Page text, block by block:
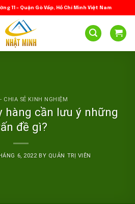
11 – Quận Gò Vấp, Hồ Chí Minh Việt Nam
CHIA SẺ KINH NGHIỆM
hàng cần lưu ý những
đề gì?
6, 2022BY QUẢN TRỊ VIÊN